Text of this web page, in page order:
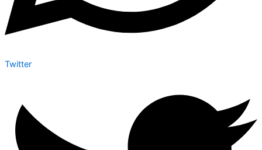
Twitter